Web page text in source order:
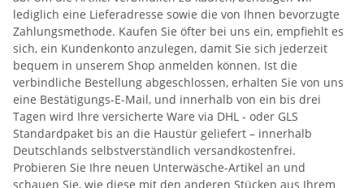
lediglich eine Lieferadresse sowie die von Ihnen bevorzugte
Zahlungsmethode. Kaufen Sie öfter bei uns ein, empfiehlt es
sich, ein Kundenkonto anzulegen, damit Sie sich jederzeit
bequem in unserem Shop anmelden können. Ist die
verbindliche Bestellung abgeschlossen, erhalten Sie von uns
eine Bestätigungs-E-Mail, und innerhalb von ein bis drei
Tagen wird Ihre versicherte Ware via DHL - oder GLS
Standardpaket bis an die Haustür geliefert – innerhalb
Deutschlands selbstverständlich versandkostenfrei.
Probieren Sie Ihre neuen Unterwäsche-Artikel an und
schauen Sie, wie diese mit den anderen Stücken aus Ihrem